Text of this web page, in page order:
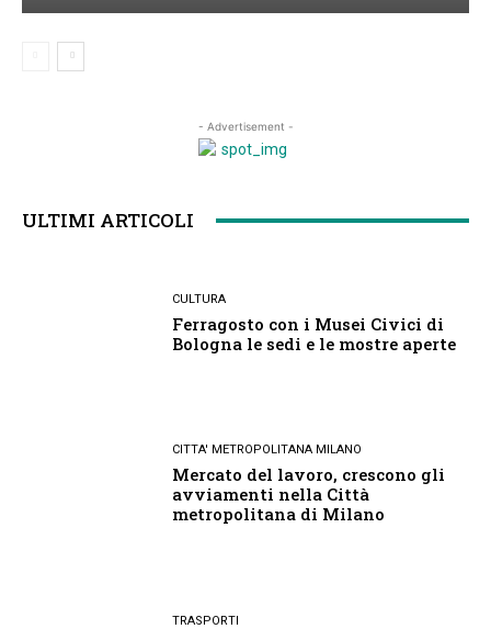
- Advertisement -
ULTIMI ARTICOLI
CULTURA
Ferragosto con i Musei Civici di
Bologna le sedi e le mostre aperte
CITTA' METROPOLITANA MILANO
Mercato del lavoro, crescono gli
avviamenti nella Città
metropolitana di Milano
TRASPORTI